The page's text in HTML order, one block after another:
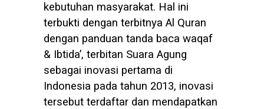
kebutuhan masyarakat. Hal ini
terbukti dengan terbitnya Al Quran
dengan panduan tanda baca waqaf
& Ibtida’, terbitan Suara Agung
sebagai inovasi pertama di
Indonesia pada tahun 2013, inovasi
tersebut terdaftar dan mendapatkan